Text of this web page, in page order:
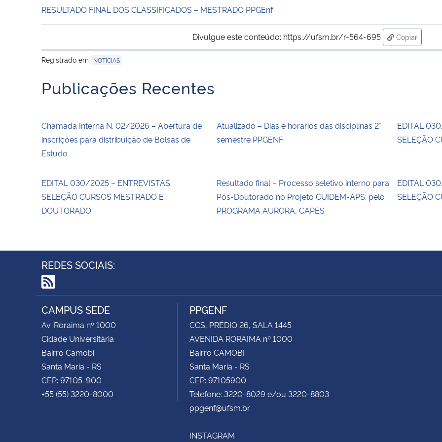
RESULTADO FINAL DOS CLASSIFICADOS – MESTRADO PPGEnf
Divulgue este conteúdo: https://ufsm.br/r-564-695
Copiar
para área
Registrado em
NOTÍCIAS
Publicações Recentes
Chamada Interna N. 02/2026 – Abertura de
inscrições para distribuição de Bolsas de
Estudo
Atualizado – Dias e horários das disciplinas 2°
semestre PPGENF
EDITAL
SELEÇÃO
EDITAL 030/2025 – ENTREVISTAS
SELEÇÃO CURSOS MESTRADO E
DOUTORADO
Resultado final – Processo seletivo interno para
Pós-Doutorado no Projeto CUIDEM-APS: pelo
PROGRAMA AURORA, CAPES
EDITAL
SELEÇÃO
REDES SOCIAIS:
RSS
CAMPUS SEDE
Av. Roraima nº 1000
Cidade Universitária
Bairro Camobi
Santa Maria - RS
CEP: 97105-900
+55 (55) 3220-8000
PPGENF
CCS, PRÉDIO 26, SALA 1445
AVENIDA RORAIMA nº 1000
Bairro CAMOBI
Santa Maria - RS
CEP: 97105900
Telefone: 3220-8029 e/ou 3220-8803
ppgenf@ufsm.br
INSTAGRAM